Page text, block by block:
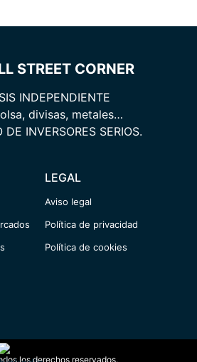
STREET CORNER
INDEPENDIENTE
divisas, metales…
DE INVERSORES SERIOS.
LEGAL
Aviso legal
Política de privacidad
Política de cookies
los derechos reservados.